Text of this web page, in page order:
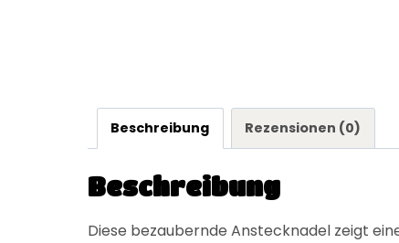
Beschreibung Rezensionen (0)
Beschreibung
Diese bezaubernde Anstecknadel zeigt